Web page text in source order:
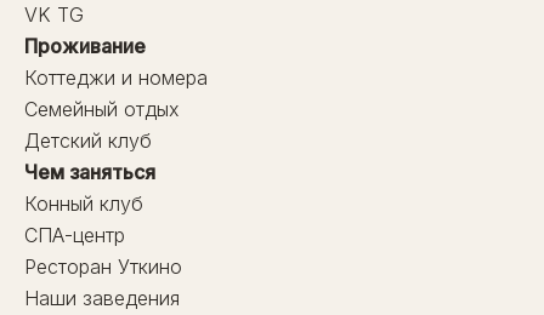
VK TG
Проживание
Коттеджи и номера
Семейный отдых
Детский клуб
Чем заняться
Конный клуб
СПА-центр
Ресторан Уткино
Наши заведения